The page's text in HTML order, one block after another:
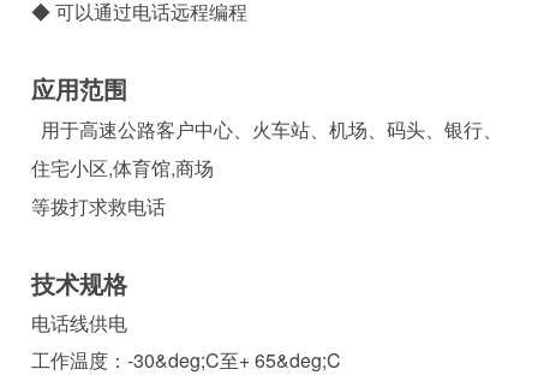
◆ 可以通过电话远程编程
应用范围
用于高速公路客户中心、火车站、机场、码头、银行、
住宅小区,体育馆,商场
等拨打求救电话
技术规格
电话线供电
工作温度：-30&deg;C至+ 65&deg;C